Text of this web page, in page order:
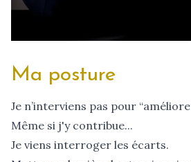
Ma posture
Je n’interviens pas pour
Même si j'y contribue...
Je viens interroger les écarts.